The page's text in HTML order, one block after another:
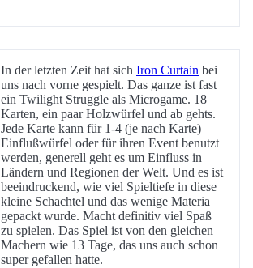
In der letzten Zeit hat sich Iron Curtain bei
uns nach vorne gespielt. Das ganze ist fast
ein Twilight Struggle als Microgame. 18
Karten, ein paar Holzwürfel und ab gehts.
Jede Karte kann für 1-4 (je nach Karte)
Einflußwürfel oder für ihren Event benutzt
werden, generell geht es um Einfluss in
Ländern und Regionen der Welt. Und es ist
beeindruckend, wie viel Spieltiefe in diese
kleine Schachtel und das wenige Materia
gepackt wurde. Macht definitiv viel Spaß
zu spielen. Das Spiel ist von den gleichen
Machern wie 13 Tage, das uns auch schon
super gefallen hatte.